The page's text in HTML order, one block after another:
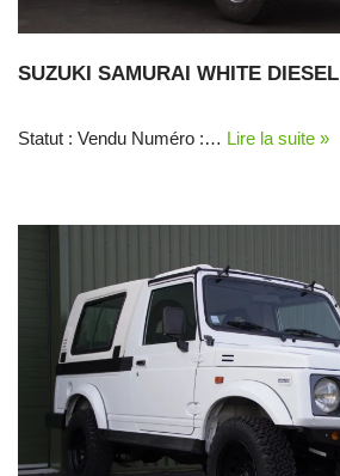
SUZUKI SAMURAI WHITE DIESEL
Statut : Vendu Numéro :… Lire la suite »